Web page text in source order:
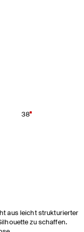
38
aus leicht strukturierter
zu schaffen.